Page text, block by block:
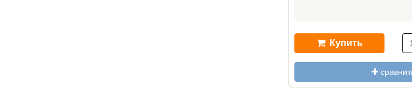
металл, краска может от него
Купить